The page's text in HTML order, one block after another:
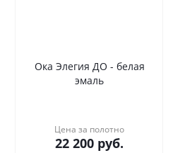
Ока Элегия ДО - белая
эмаль
Цена за полотно
22 200 руб.